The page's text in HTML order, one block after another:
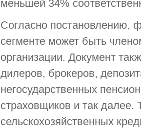
меньшей 34%
Согласно постановлению,
сегменте может быть
организации. Документ
дилеров, брокеров,
негосударственных
страховщиков и так
сельскохозяйственных